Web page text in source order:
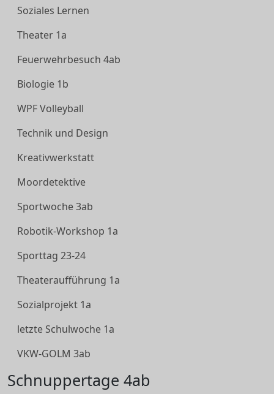
Soziales Lernen
Theater 1a
Feuerwehrbesuch 4ab
Biologie 1b
WPF Volleyball
Technik und Design
Kreativwerkstatt
Moordetektive
Sportwoche 3ab
Robotik-Workshop 1a
Sporttag 23-24
Theateraufführung 1a
Sozialprojekt 1a
letzte Schulwoche 1a
VKW-GOLM 3ab
Schnuppertage 4ab